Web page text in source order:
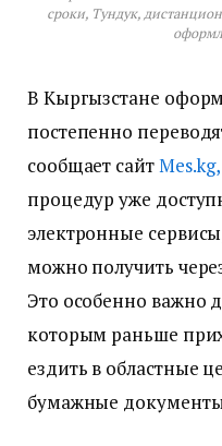
сроки, Тундук,
В Кыргызстане
постепенно
сообщает сайтМes.kg,
процедур уже
электронные
можно получить
Это особенно важно
которым раньше
ездить в областные
бумажные